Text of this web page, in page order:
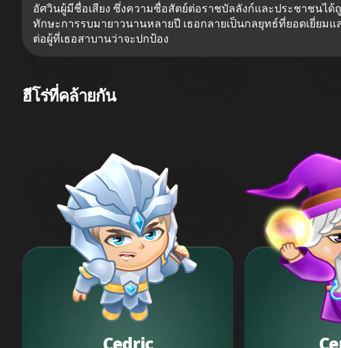
อัศวินผู้มีชื่อเสียง ซึ่งความซื่อสัตย์ต่อราชบัลลังก์และประชาชนไ
ทักษะการรบมายาวนานหลายปี เธอกลายเป็นกลยุทธ์ที่ยอดเยี่ยม
ต่อผู้ที่เธอสาบานว่าจะปกป้อง
ฮีโร่ที่คล้ายกัน
Cedric